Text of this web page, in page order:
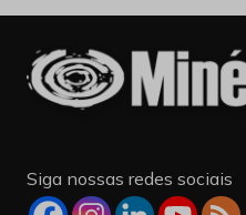
Siga nossas redes sociais